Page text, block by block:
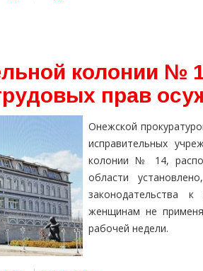
колонии №
прав
Онежской
исправительных
колонии № 14,
области
законодательства
женщинам не
рабочей недели.